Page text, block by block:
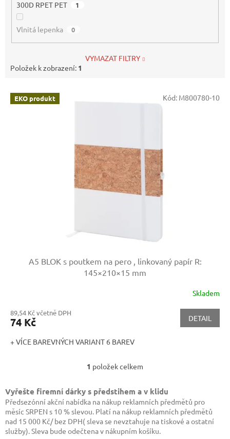
300D RPET PET 1
Vlnitá lepenka 0
VYMAZAT FILTRY
Položek k zobrazení: 1
V EKO produkt
A5 BLOK s poutkem na pero , linkovaný papír R:
145×210×15 mm
Skladem
89,54 Kč včetně DPH
74 Kč DETAIL
+ VÍCE BAREVNÝCH VARIANT 6 BAREV
Kód: M800780-10
O
l
á
d
a
c
1 položek celkem
Vyřešte firemní dárky s předstihem a v klidu
Předsezónní akční nabídka na nákup reklamních předmětů pro
měsíc SRPEN s 10 % slevou. Platí na nákup reklamních předmětů
nad 15 000 Kč/ bez DPH( sleva se nevztahuje na tiskové a ostatní
služby). Sleva bude odečtena v nákupním košíku.